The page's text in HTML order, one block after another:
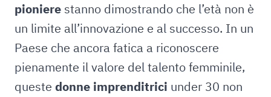
pioniere stanno dimostrando che l’età non è
un limite all’innovazione e al successo. In un
Paese che ancora fatica a riconoscere
pienamente il valore del talento femminile,
queste donne imprenditrici under 30 non